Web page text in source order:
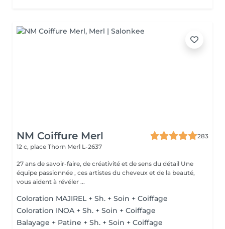
NM Coiffure Merl
283
12 c, place Thorn Merl L-2637
27 ans de savoir-faire, de créativité et de sens du détail Une
équipe passionnée , ces artistes du cheveux et de la beauté,
vous aident à révéler ...
Coloration MAJIREL + Sh. + Soin + Coiffage
Coloration INOA + Sh. + Soin + Coiffage
Balayage + Patine + Sh. + Soin + Coiffage